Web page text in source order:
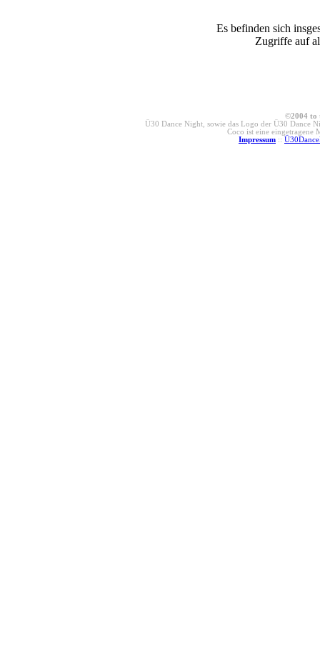
Es befinden sich
Zugriffe auf
©2004 to
Ü30 Dance Night, sowie das Logo der Ü30 Dance
Coco ist eine eingetragene
Impressum ::